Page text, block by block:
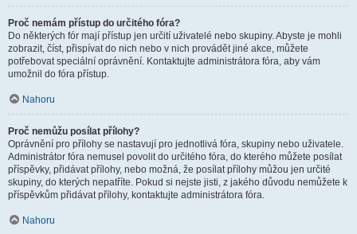
Proč nemám přístup do určitého fóra?
Do některých fór mají přístup jen určití uživatelé nebo skupiny. Abyste je mohli
zobrazit, číst, přispívat do nich nebo v nich provádět jiné akce, můžete
potřebovat speciální oprávnění. Kontaktujte administrátora fóra, aby vám
umožnil do fóra přístup.
Nahoru
Proč nemůžu posílat přílohy?
Oprávnění pro přílohy se nastavují pro jednotlivá fóra, skupiny nebo uživatele.
Administrátor fóra nemusel povolit do určitého fóra, do kterého můžete posílat
příspěvky, přidávat přílohy, nebo možná, že posílat přílohy můžou jen určité
skupiny, do kterých nepatříte. Pokud si nejste jisti, z jakého důvodu nemůžete k
příspěvkům přidávat přílohy, kontaktujte administrátora fóra.
Nahoru